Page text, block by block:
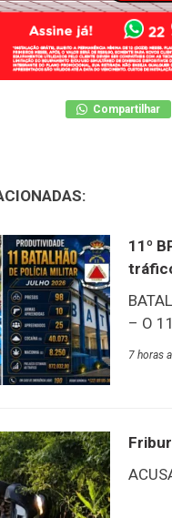
Compartilhar
11º
– O
7 horas